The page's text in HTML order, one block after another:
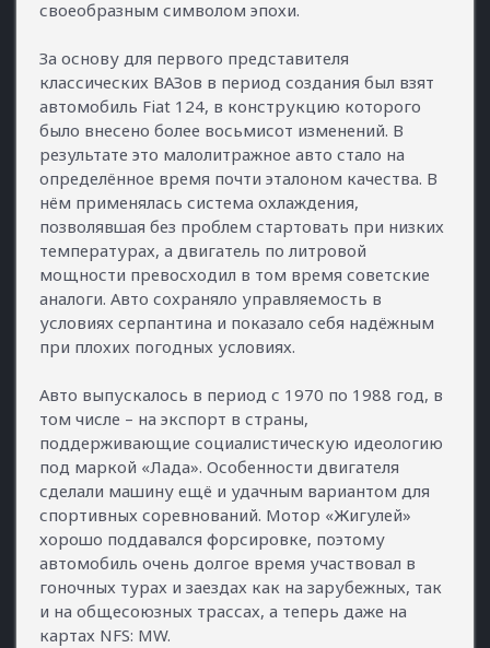
своеобразным символом эпохи.
За основу для первого представителя
классических ВАЗов в период создания был взят
автомобиль Fiat 124, в конструкцию которого
было внесено более восьмисот изменений. В
результате это малолитражное авто стало на
определённое время почти эталоном качества. В
нём применялась система охлаждения,
позволявшая без проблем стартовать при низких
температурах, а двигатель по литровой
мощности превосходил в том время советские
аналоги. Авто сохраняло управляемость в
условиях серпантина и показало себя надёжным
при плохих погодных условиях.
Авто выпускалось в период с 1970 по 1988 год, в
том числе – на экспорт в страны,
поддерживающие социалистическую идеологию
под маркой «Лада». Особенности двигателя
сделали машину ещё и удачным вариантом для
спортивных соревнований. Мотор «Жигулей»
хорошо поддавался форсировке, поэтому
автомобиль очень долгое время участвовал в
гоночных турах и заездах как на зарубежных, так
и на общесоюзных трассах, а теперь даже на
картах NFS: MW.